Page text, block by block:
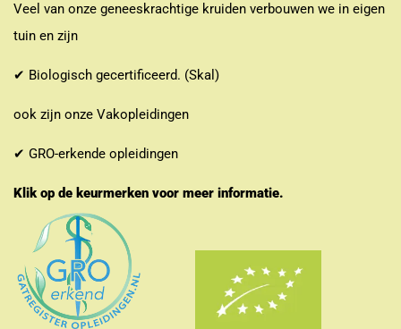
Veel van onze geneeskrachtige kruiden verbouwen we in eigen
tuin en zijn
✔ Biologisch gecertificeerd. (Skal)
ook zijn onze Vakopleidingen
✔ GRO-erkende opleidingen
Klik op de keurmerken voor meer informatie.